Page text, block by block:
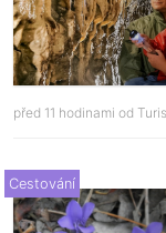
před 11 hodinami od
Cestování